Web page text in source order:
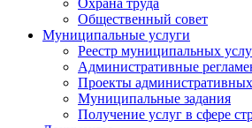
Охрана труда
Общественный совет
Муниципальные услуги
Реестр муниципальных
Административные
Проекты административных
Муниципальные задания
Получение услуг в сфере